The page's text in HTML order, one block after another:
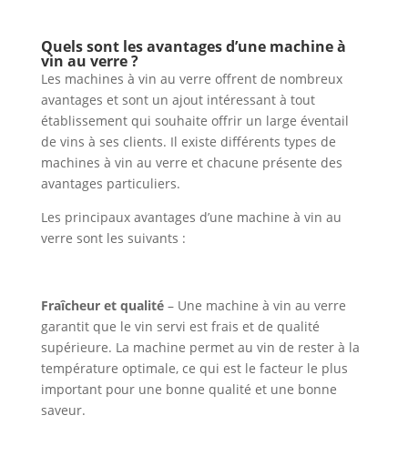
Quels sont les avantages d’une machine à
vin au verre ?
Les machines à vin au verre offrent de nombreux
avantages et sont un ajout intéressant à tout
établissement qui souhaite offrir un large éventail
de vins à ses clients. Il existe différents types de
machines à vin au verre et chacune présente des
avantages particuliers.
Les principaux avantages d’une machine à vin au
verre sont les suivants :
Fraîcheur et qualité– Une machine à vin au verre
garantit que le vin servi est frais et de qualité
supérieure. La machine permet au vin de rester à la
température optimale, ce qui est le facteur le plus
important pour une bonne qualité et une bonne
saveur.